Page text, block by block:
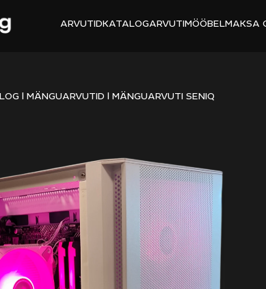
ARVUTIDKATALOGARVUTIMÖÖBELMAKSA
| MÄNGUARVUTID | MÄNGUARVUTI SENIQ